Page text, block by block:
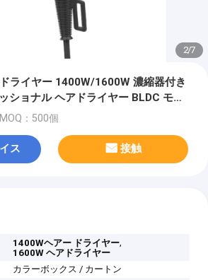
2/7
ライヤー 1400W/1600W 濃縮器付き
ショナル ヘアドライヤー BLDC モー
MOQ：500個
ス 接触
1400Wヘアー ドライヤー,
1600W ヘアドライヤー
カラーボックス / カートン